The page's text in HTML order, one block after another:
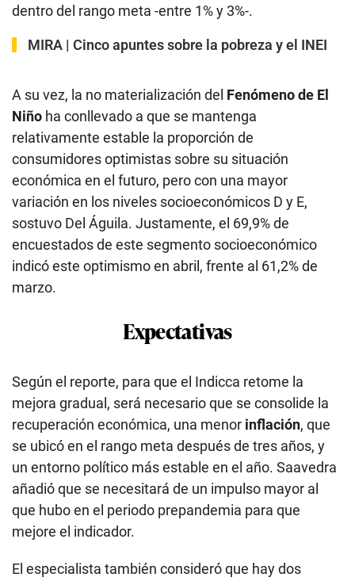
dentro del rango meta -entre 1% y 3%-.
MIRA | Cinco apuntes sobre la pobreza y el INEI
A su vez, la no materialización del Fenómeno de El
Niño ha conllevado a que se mantenga
relativamente estable la proporción de
consumidores optimistas sobre su situación
económica en el futuro, pero con una mayor
variación en los niveles socioeconómicos D y E,
sostuvo Del Águila. Justamente, el 69,9% de
encuestados de este segmento socioeconómico
indicó este optimismo en abril, frente al 61,2% de
marzo.
Expectativas
Según el reporte, para que el Indicca retome la
mejora gradual, será necesario que se consolide la
recuperación económica, una menor inflación, que
se ubicó en el rango meta después de tres años, y
un entorno político más estable en el año. Saavedra
añadió que se necesitará de un impulso mayor al
que hubo en el periodo prepandemia para que
mejore el indicador.
El especialista también consideró que hay dos